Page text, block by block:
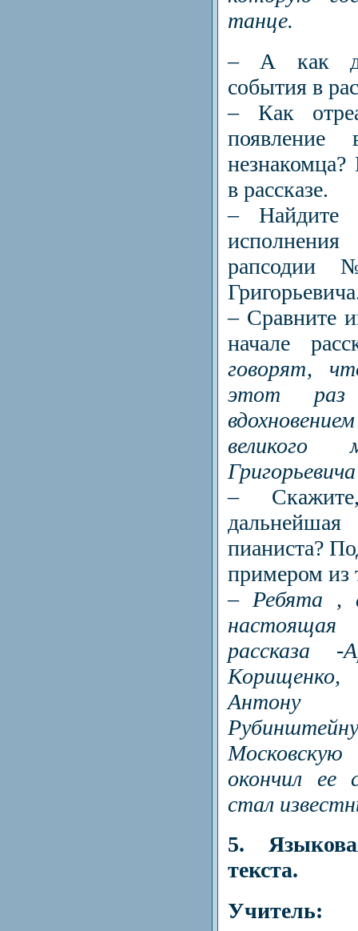
танце.
– А как
события в
– Как
незнакомца?
в рассказе.
– Найдите
рапсодии
– Сравните
начале
говорят,
этот раз
великого
–
пианиста?
примером из
– Ребята ,
рассказа -
Корищенко,
Антону
окончил ее
стал
5.
текста.
Учитель: